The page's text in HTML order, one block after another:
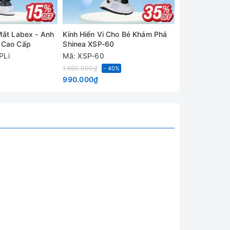
có
Labex - Anh
Cấp
Kính Hiển Vi Cho Bé Khám Phá
Shinea XSP-60
Mã: XSP-60
1.650.000₫ - 40%
990.000₫